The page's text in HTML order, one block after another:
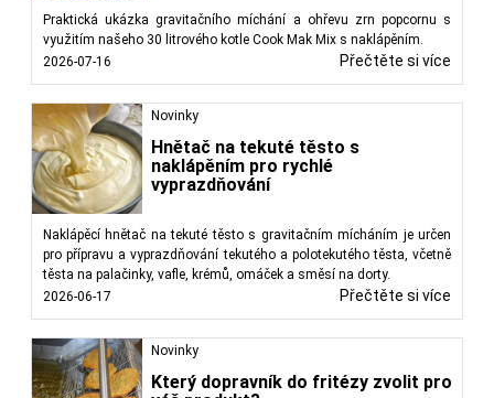
Praktická ukázka gravitačního míchání a ohřevu zrn popcornu s
využitím našeho 30 litrového kotle Cook Mak Mix s naklápěním.
2026-07-16
Přečtěte si více
Novinky
Hnětač na tekuté těsto s
naklápěním pro rychlé
vyprazdňování
Naklápěcí hnětač na tekuté těsto s gravitačním mícháním je určen
pro přípravu a vyprazdňování tekutého a polotekutého těsta, včetně
těsta na palačinky, vafle, krémů, omáček a směsí na dorty.
2026-06-17
Přečtěte si více
Novinky
Který dopravník do fritézy zvolit pro